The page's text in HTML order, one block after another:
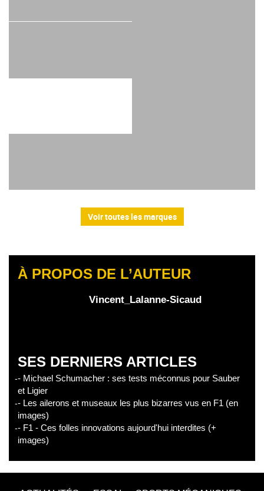
Voir toutes les marques
À PROPOS DE L’AUTEUR
Vincent_Lalanne-Sicaud
SES DERNIERS ARTICLES
- Michael Schumacher : ses tests méconnus pour Sauber
et Ligier
- Les ailerons et museaux les plus bizarres vus en F1 (en
images)
- F1 - Ces folles innovations aujourd'hui interdites (+
images)